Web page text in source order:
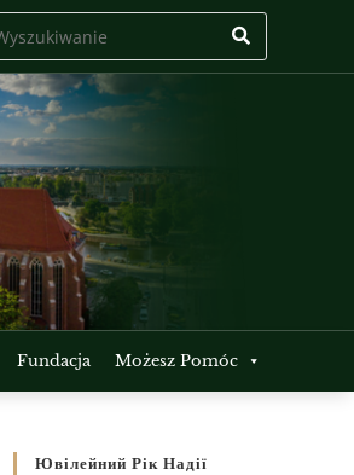
Fundacja Możesz Pomóc
Ювілейний Рік Надії